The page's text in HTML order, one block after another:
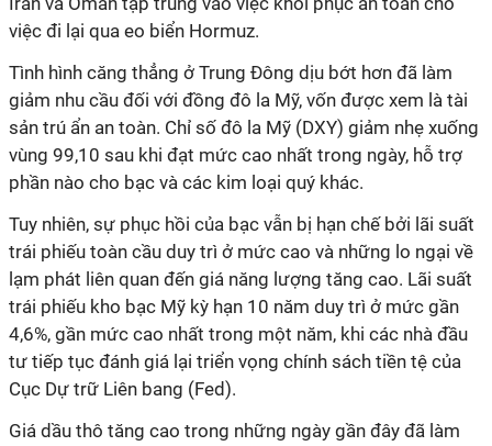
việc đi lại qua eo biển Hormuz.
Tình hình căng thẳng ở Trung Đông dịu bớt hơn đã làm
giảm nhu cầu đối với đồng đô la Mỹ, vốn được xem là tài
sản trú ẩn an toàn. Chỉ số đô la Mỹ (DXY) giảm nhẹ xuống
vùng 99,10 sau khi đạt mức cao nhất trong ngày, hỗ trợ
phần nào cho bạc và các kim loại quý khác.
Tuy nhiên, sự phục hồi của bạc vẫn bị hạn chế bởi lãi suất
trái phiếu toàn cầu duy trì ở mức cao và những lo ngại về
lạm phát liên quan đến giá năng lượng tăng cao. Lãi suất
trái phiếu kho bạc Mỹ kỳ hạn 10 năm duy trì ở mức gần
4,6%, gần mức cao nhất trong một năm, khi các nhà đầu
tư tiếp tục đánh giá lại triển vọng chính sách tiền tệ của
Cục Dự trữ Liên bang (Fed).
Giá dầu thô tăng cao trong những ngày gần đây đã làm